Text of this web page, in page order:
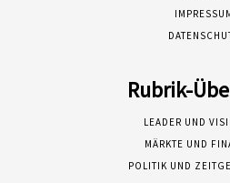
Rubrik-
LEADER UND
MÄRKTE UND
POLITIK UND